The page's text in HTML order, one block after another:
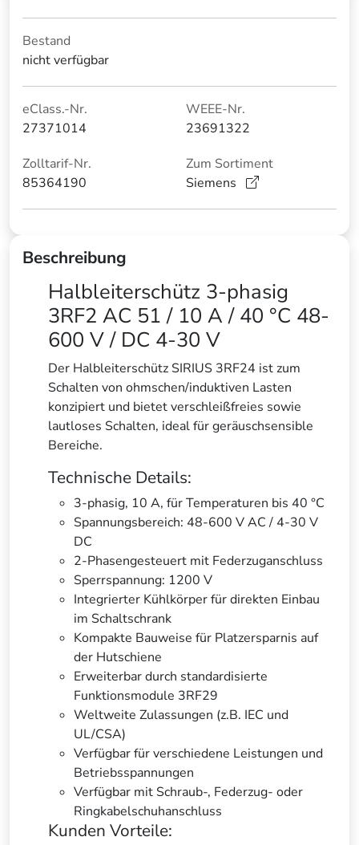
Bestand
nicht verfügbar
eClass.-Nr.
27371014
WEEE-Nr.
23691322
Zolltarif-Nr.
85364190
Zum Sortiment
Siemens
Beschreibung
Halbleiterschütz 3-phasig
3RF2 AC 51 / 10 A / 40 °C 48-
600 V / DC 4-30 V
Der Halbleiterschütz SIRIUS 3RF24 ist zum
Schalten von ohmschen/induktiven Lasten
konzipiert und bietet verschleißfreies sowie
lautloses Schalten, ideal für geräuschsensible
Bereiche.
Technische Details:
3-phasig, 10 A, für Temperaturen bis 40 °C
Spannungsbereich: 48-600 V AC / 4-30 V
DC
2-Phasengesteuert mit Federzuganschluss
Sperrspannung: 1200 V
Integrierter Kühlkörper für direkten Einbau
im Schaltschrank
Kompakte Bauweise für Platzersparnis auf
der Hutschiene
Erweiterbar durch standardisierte
Funktionsmodule 3RF29
Weltweite Zulassungen (z.B. IEC und
UL/CSA)
Verfügbar für verschiedene Leistungen und
Betriebsspannungen
Verfügbar mit Schraub-, Federzug- oder
Ringkabelschuhanschluss
Kunden Vorteile: